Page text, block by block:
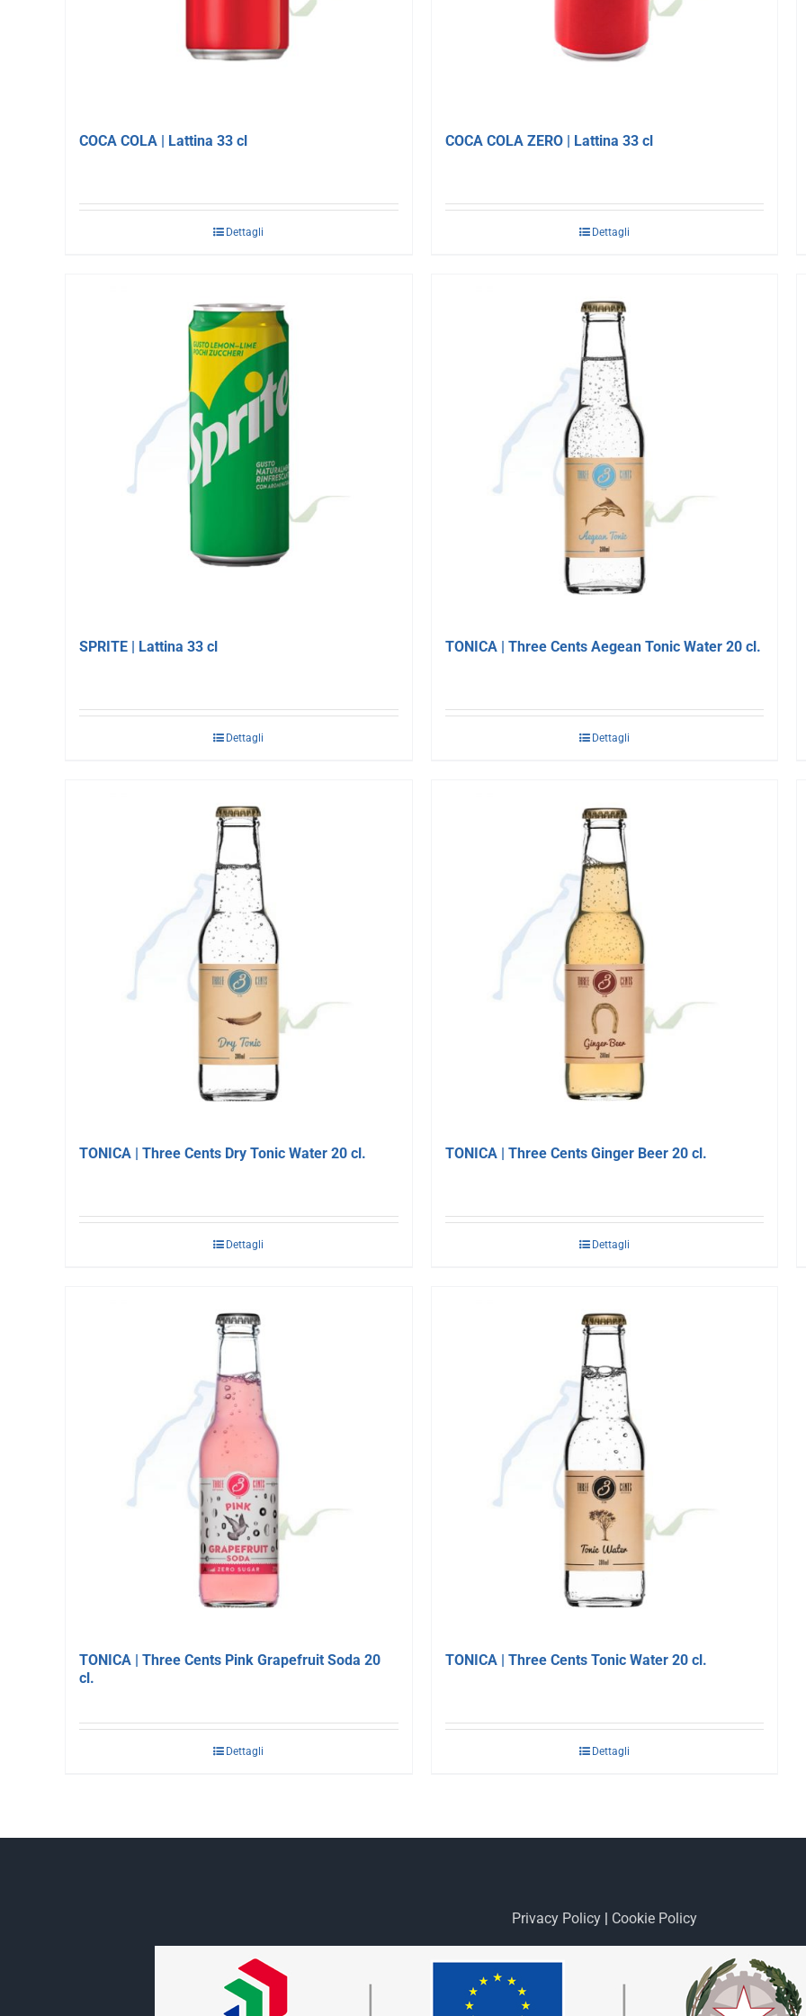
COCA COLA | Lattina 33 cl
Dettagli
COCA COLA ZERO | Lattina 33 cl
Dettagli
SPRITE | Lattina 33 cl
Dettagli
TONICA | Three Cents Aegean Tonic Water 20 cl.
Dettagli
TONICA | Three Cents Dry Tonic Water 20 cl.
Dettagli
TONICA | Three Cents Ginger Beer 20 cl.
Dettagli
TONICA | Three Cents Pink Grapefruit Soda 20
cl.
Dettagli
TONICA | Three Cents Tonic Water 20 cl.
Dettagli
Privacy Policy | Cookie Policy